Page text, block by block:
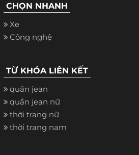
CHỌN NHANH
Xe
Công nghệ
TỪ KHÓA LIÊN KẾT
quần jean
quần jean nữ
thời trang nữ
thời trang nam